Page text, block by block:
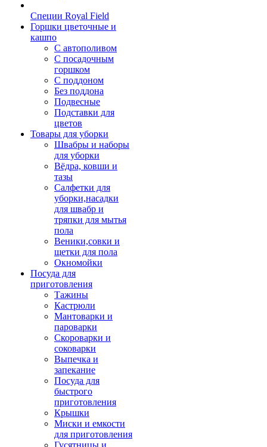
Специи Royal Field
Горшки цветочные и
кашпо
С автополивом
С посадочным
горшком
С поддоном
Без поддона
Подвесные
Подставки для
цветов
Товары для уборки
Швабры и наборы
для уборки
Вёдра, ковши и
тазы
Салфетки для
уборки,насадки
для швабр и
тряпки для мытья
пола
Веники,совки и
щетки для пола
Окномойки
Посуда для
приготовления
Тажины
Кастрюли
Мантоварки и
пароварки
Скороварки и
соковарки
Выпечка и
запекание
Посуда для
быстрого
приготовления
Крышки
Миски и емкости
для приготовления
Гусятницы и